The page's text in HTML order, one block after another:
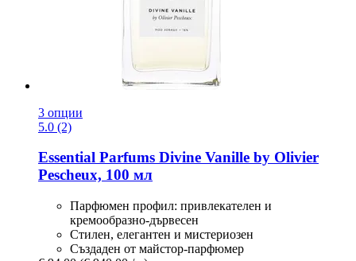
3 опции
5.0 (2)
Essential Parfums Divine Vanille by Olivier
Pescheux, 100 мл
Парфюмен профил: привлекателен и
кремообразно-дървесен
Стилен, елегантен и мистериозен
Създаден от майстор-парфюмер